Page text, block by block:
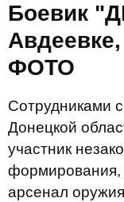
Боевик
ФОТО
Сотрудниками
Донецкой
участник
формирования,
арсенал